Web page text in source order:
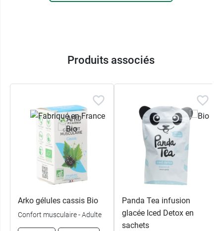
qu'elle s'est engagée à soutenir par le biais de
Boîte de 20 sachets
Retrouvez toutes les infusions Pukka sur notre
site, mais aussi le
Thé vert Matcha suprême bio
Produits associés
Arko gélules cassis Bio
Confort musculaire - Adulte
Panda Tea infusion
glacée Iced Detox en
sachets